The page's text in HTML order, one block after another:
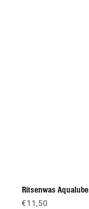
Ritsenwas Aqualube
€11,50